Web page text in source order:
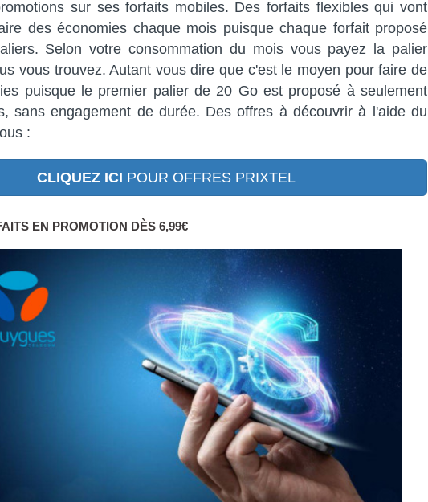
sur ses forfaits mobiles. Des forfaits flexibles qui vont
des économies chaque mois puisque chaque forfait proposé
Selon votre consommation du mois vous payez la palier
vous trouvez. Autant vous dire que c'est le moyen pour faire de
puisque le premier palier de 20 Go est proposé à seulement
sans engagement de durée. Des offres à découvrir à l'aide du
:
CLIQUEZ ICI POUR OFFRES PRIXTEL
EN PROMOTION DÈS 6,99€